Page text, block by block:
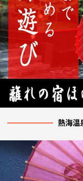
熱海温